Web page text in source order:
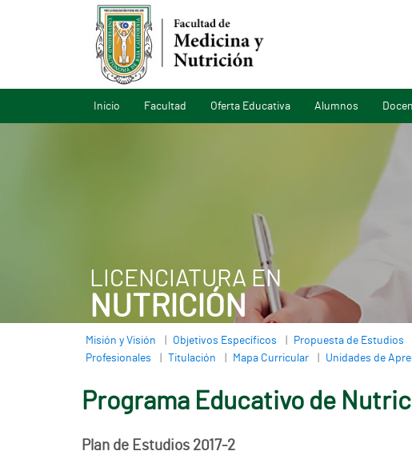
Inicio Facultad Oferta Educativa Alumnos
LICENCIATURA EN
NUTRICIÓN
Misión y Visión Objetivos Específicos Propuesta de Estudios
Profesionales
Titulación Mapa Curricular Unidades de
Programa Educativo de
Plan de Estudios 2017-2